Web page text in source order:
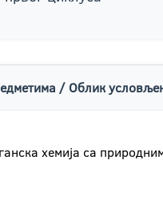
/ Облик
хемија са